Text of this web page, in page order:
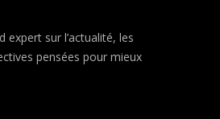
sur l’actualité, les
pensées pour mieux